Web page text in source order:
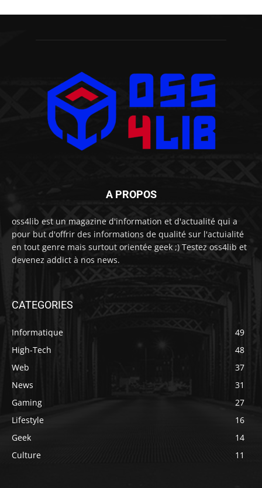
A PROPOS
oss4lib est un magazine d'information et d'actualité qui a
pour but d'offrir des informations de qualité sur l'actuialité
en tout genre mais surtout orientée geek ;) Testez oss4lib et
devenez addict à nos news.
CATEGORIES
Informatique
49
High-Tech
48
Web
37
News
31
Gaming
27
Lifestyle
16
Geek
14
Culture
11